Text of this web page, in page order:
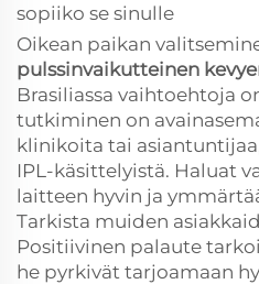
sopiiko se sinulle
Oikean paikan
pulssinvaikutteinen
Brasiliassa vaihtoehtoja
tutkiminen on
klinikoita tai
IPL-käsittelyistä. Haluat
laitteen hyvin ja
Tarkista muiden
Positiivinen palaute
he pyrkivät tarjoamaan